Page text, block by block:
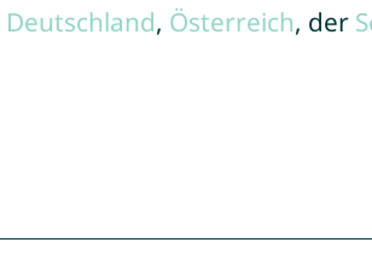
Deutschland, Österreich, der